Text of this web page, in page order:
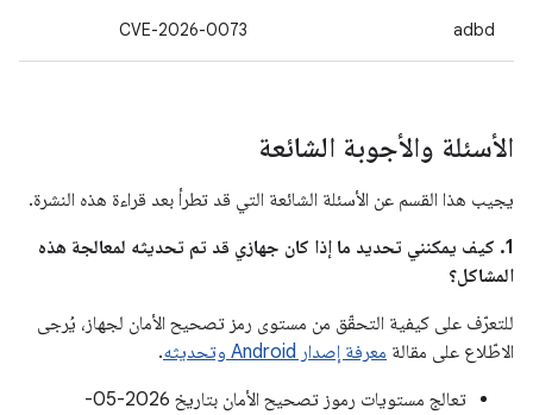
adbd
CVE-2026-0073
الأسئلة والأجوبة الشائعة
يجيب هذا القسم عن الأسئلة الشائعة التي قد تطرأ بعد قراءة هذه النشرة.
1. كيف يمكنني تحديد ما إذا كان جهازي قد تم تحديثه لمعالجة هذه
المشاكل؟
للتعرّف على كيفية التحقّق من مستوى رمز تصحيح الأمان لجهاز، يُرجى
الاطّلاع على مقالة معرفة إصدار Android وتحديثه
.
تعالج مستويات رموز تصحيح الأمان بتاريخ 2026-05-